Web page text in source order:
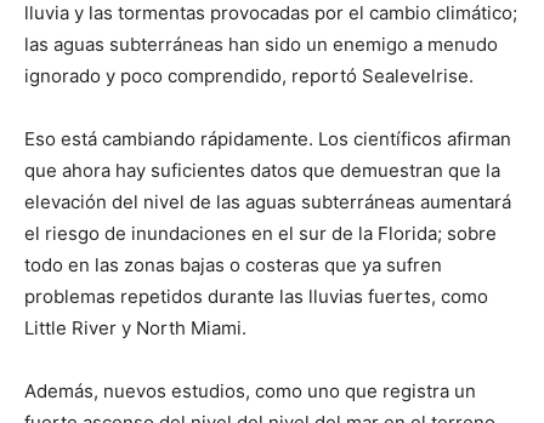
lluvia y las tormentas provocadas por el cambio climático;
las aguas subterráneas han sido un enemigo a menudo
ignorado y poco comprendido, reportó Sealevelrise.
Eso está cambiando rápidamente. Los científicos afirman
que ahora hay suficientes datos que demuestran que la
elevación del nivel de las aguas subterráneas aumentará
el riesgo de inundaciones en el sur de la Florida; sobre
todo en las zonas bajas o costeras que ya sufren
problemas repetidos durante las lluvias fuertes, como
Little River y North Miami.
Además, nuevos estudios, como uno que registra un